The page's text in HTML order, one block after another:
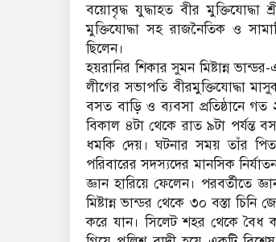
বয়োবৃদ্ধ যুদ্ধাহত বীর
মুক্তিযোদ্ধা সহ রাজনৈতিক ও
ছিলেন।
হয়রানির শিকার সুমন মিষ্টান্ন
লীগের সভাপতি বীরমুক্তিযোদ্ধা
বসত বাড়ি ও ব্যবসা প্রতিষ্ঠানে
বিকাল ৪টা থেকে রাত ৯টা পর্যন্ত
ধমকি দেয়। ঘটনার সময় তাঁর
পরিবারের সদস্যদের মানসিক
জ্ঞান হারিয়ে ফেলেন। পরবর্তীতে
মিষ্টান্ন ভান্ডর থেকে ৩০ বস্তা
করে যান। সিলেট শহর থেকে বৈধ